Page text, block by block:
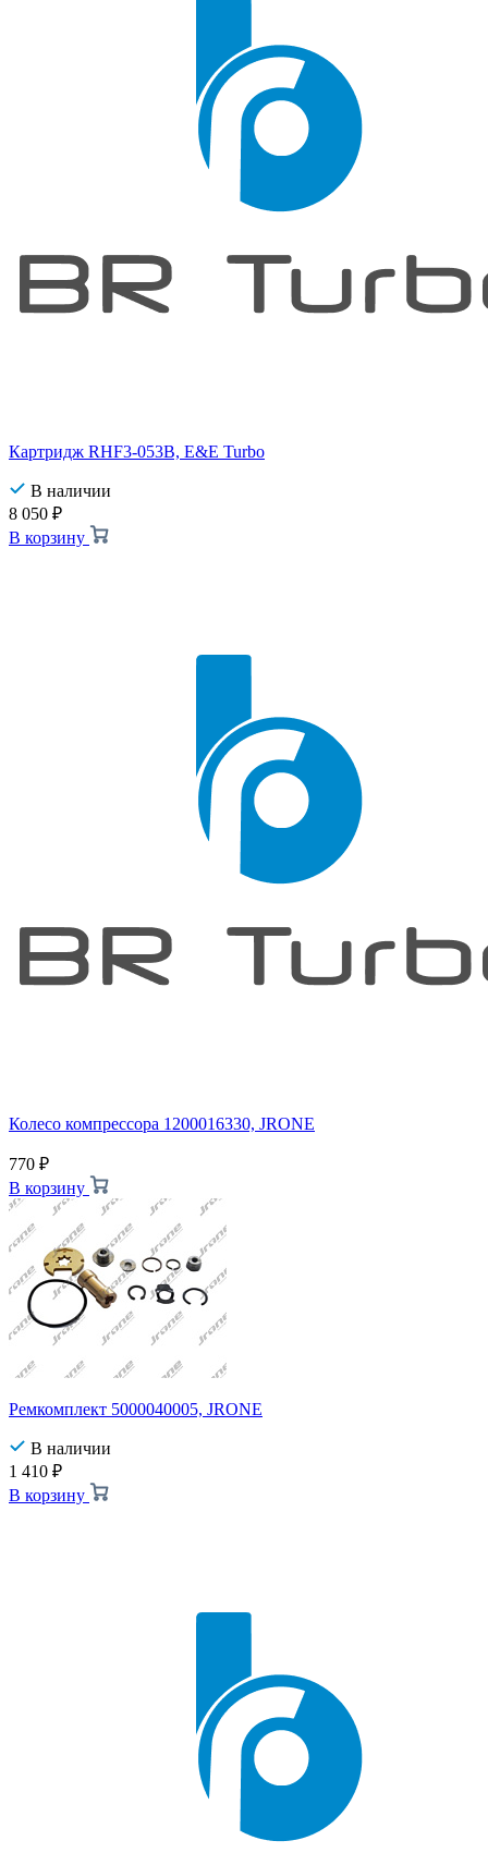
Картридж RHF3-053B, E&E Turbo
В наличии
8 050 ₽
В корзину
Колесо компрессора 1200016330, JRONE
770 ₽
В корзину
Ремкомплект 5000040005, JRONE
В наличии
1 410 ₽
В корзину